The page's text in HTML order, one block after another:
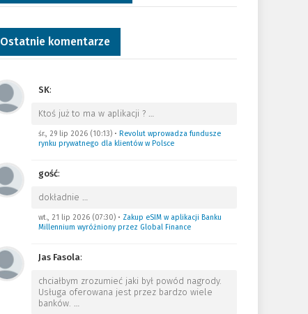
Ostatnie komentarze
SK:
Ktoś już to ma w aplikacji ? …
śr., 29 lip 2026 (10:13)• Revolut wprowadza fundusze
rynku prywatnego dla klientów w Polsce
gość:
dokładnie …
wt., 21 lip 2026 (07:30)• Zakup eSIM w aplikacji Banku
Millennium wyróżniony przez Global Finance
Jas Fasola:
chciałbym zrozumieć jaki był powód nagrody.
Usługa oferowana jest przez bardzo wiele
banków. …